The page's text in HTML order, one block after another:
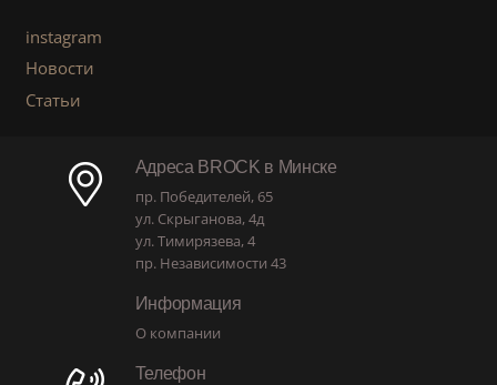
instagram
Новости
Статьи
Адреса BROCK в Минске
пр. Победителей, 65
ул. Скрыганова, 4д
ул. Тимирязева, 4
пр. Независимости 43
Информация
О компании
Телефон